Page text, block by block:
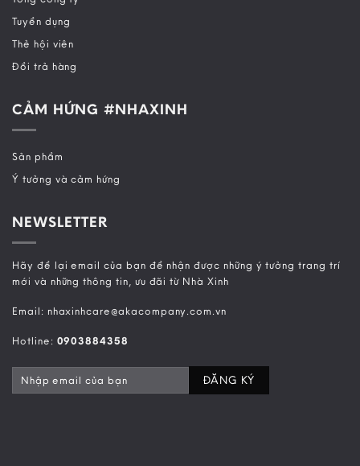
Tuyển dụng
Thẻ hội viên
Đổi trả hàng
CẢM HỨNG #NHAXINH
Sản phẩm
Ý tưởng và cảm hứng
NEWSLETTER
Hãy để lại email của bạn để nhận được những ý tưởng trang trí
mới và những thông tin, ưu đãi từ Nhà Xinh
Email: nhaxinhcare@akacompany.com.vn
Hotline: 0903884358